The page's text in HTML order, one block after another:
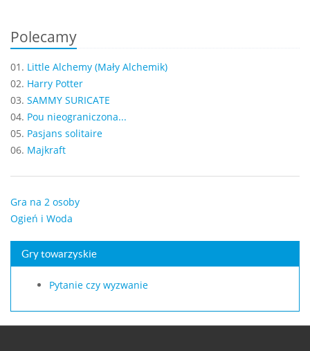
Polecamy
01. Little Alchemy (Mały Alchemik)
02. Harry Potter
03. SAMMY SURICATE
04. Pou nieograniczona...
05. Pasjans solitaire
06. Majkraft
Gra na 2 osoby
Ogień i Woda
Gry towarzyskie
Pytanie czy wyzwanie